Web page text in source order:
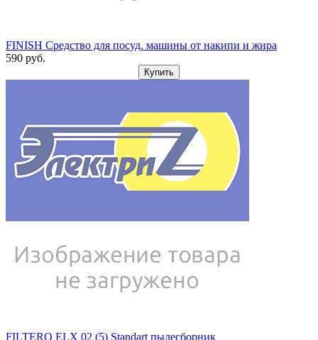
FINISH Средство для посуд. машины от накипи и жира
590 pуб.
Купить
FILTERO ELX 02 (5) Standart пылесборник